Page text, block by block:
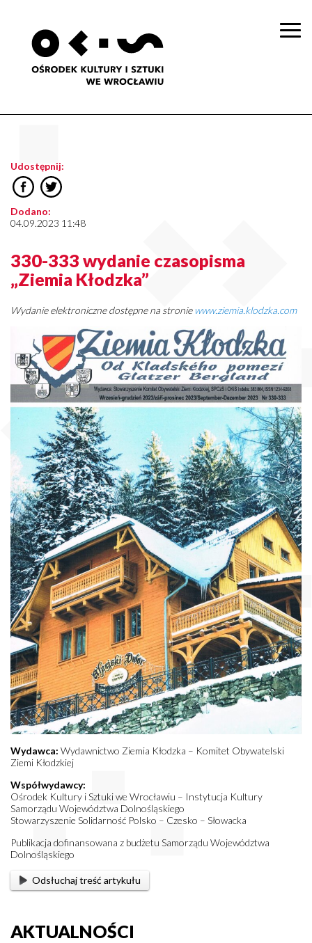
Udostępnij:
Dodano:
04.09.2023 11:48
330-333 wydanie czasopisma
„Ziemia Kłodzka”
Wydanie elektroniczne dostępne na stronie www.ziemia.klodzka.com
Wydawca: Wydawnictwo Ziemia Kłodzka – Komitet Obywatelski
Ziemi Kłodzkiej
Współwydawcy:
Ośrodek Kultury i Sztuki we Wrocławiu – Instytucja Kultury
Samorządu Województwa Dolnośląskiego
Stowarzyszenie Solidarność Polsko – Czesko – Słowacka
Publikacja dofinansowana z budżetu Samorządu Województwa
Dolnośląskiego
Odsłuchaj treść artykułu
AKTUALNOŚCI